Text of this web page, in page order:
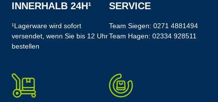
INNERHALB 24H¹
¹Lagerware wird sofort
versendet, wenn Sie bis 12 Uhr
bestellen
SERVICE
Team Siegen: 0271 4881494
Team Hagen: 02334 928511